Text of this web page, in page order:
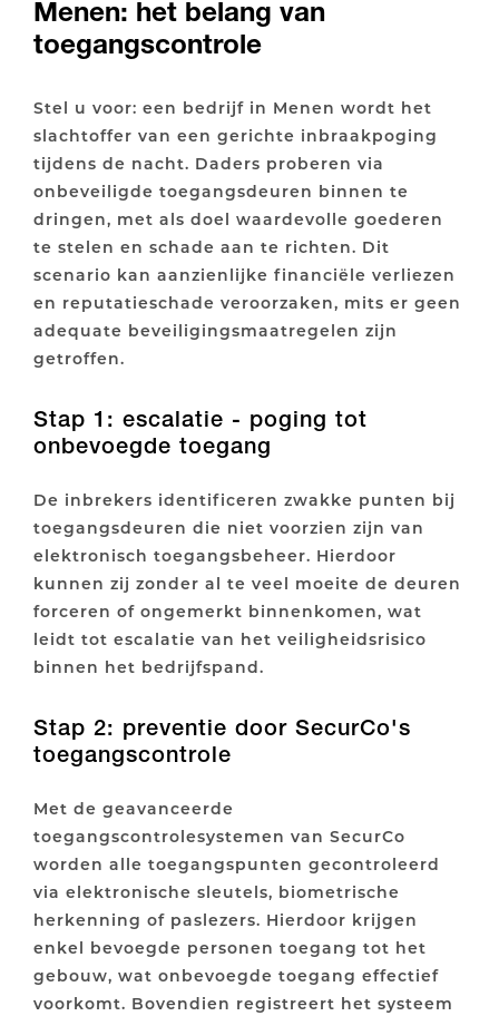
Menen: het belang van
toegangscontrole
Stel u voor: een bedrijf in Menen wordt het
slachtoffer van een gerichte inbraakpoging
tijdens de nacht. Daders proberen via
onbeveiligde toegangsdeuren binnen te
dringen, met als doel waardevolle goederen
te stelen en schade aan te richten. Dit
scenario kan aanzienlijke financiële verliezen
en reputatieschade veroorzaken, mits er geen
adequate beveiligingsmaatregelen zijn
getroffen.
Stap 1: escalatie - poging tot
onbevoegde toegang
De inbrekers identificeren zwakke punten bij
toegangsdeuren die niet voorzien zijn van
elektronisch toegangsbeheer. Hierdoor
kunnen zij zonder al te veel moeite de deuren
forceren of ongemerkt binnenkomen, wat
leidt tot escalatie van het veiligheidsrisico
binnen het bedrijfspand.
Stap 2: preventie door SecurCo's
toegangscontrole
Met de geavanceerde
toegangscontrolesystemen van SecurCo
worden alle toegangspunten gecontroleerd
via elektronische sleutels, biometrische
herkenning of paslezers. Hierdoor krijgen
enkel bevoegde personen toegang tot het
gebouw, wat onbevoegde toegang effectief
voorkomt. Bovendien registreert het systeem